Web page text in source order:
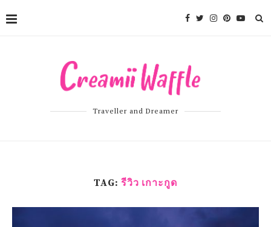
Traveller and Dreamer
TAG: รีวิว เกาะกูด